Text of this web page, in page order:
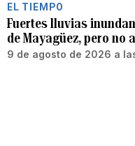
EL TIEMPO
Fuertes lluvias
de Mayagüez, pero no
9 de agosto de 2026 a